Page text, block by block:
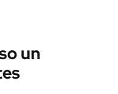
un